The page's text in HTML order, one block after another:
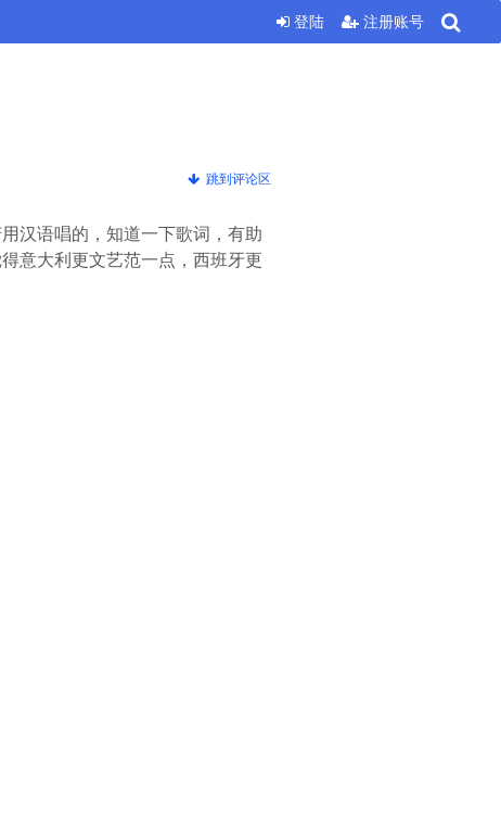
登陆 注册账号
跳到评论区
汉语唱的，知道一下歌词，有助
意大利更文艺范一点，西班牙更